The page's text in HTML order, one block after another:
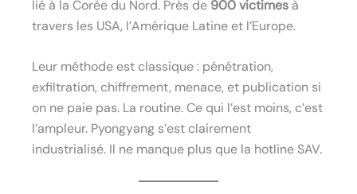
lié à la Corée du Nord. Près de 900 victimes à
travers les USA, l’Amérique Latine et l’Europe.
Leur méthode est classique : pénétration,
exfiltration, chiffrement, menace, et publication si
on ne paie pas. La routine. Ce qui l’est moins, c’est
l’ampleur. Pyongyang s’est clairement
industrialisé. Il ne manque plus que la hotline SAV.